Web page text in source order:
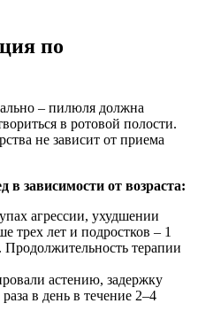
по
– пилюля должна
в ротовой полости.
не зависит от приема
в зависимости от возраста:
агрессии, ухудшении
трех лет и подростков – 1
Продолжительность терапии
астению, задержку
в день в течение 2–4